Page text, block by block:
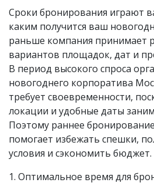
Сроки бронирования играют
каким получится ваш
раньше компания принимает
вариантов площадок, дат и
В период высокого спроса
новогоднего корпоратива
требует своевременности,
локации и удобные даты
Поэтому раннее
помогает избежать спешки,
условия и сэкономить бюджет.
1. Оптимальное время для